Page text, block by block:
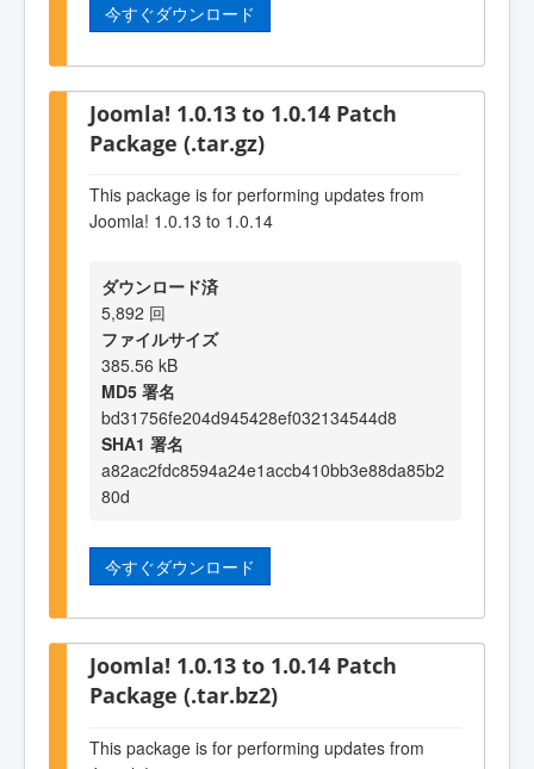
今すぐダウンロード
Joomla! 1.0.13 to 1.0.14 Patch
Package (.tar.gz)
This package is for performing updates from
Joomla! 1.0.13 to 1.0.14
ダウンロード済
5,892 回
ファイルサイズ
385.56 kB
MD5 署名
bd31756fe204d945428ef032134544d8
SHA1 署名
a82ac2fdc8594a24e1accb410bb3e88da85b2
80d
今すぐダウンロード
Joomla! 1.0.13 to 1.0.14 Patch
Package (.tar.bz2)
This package is for performing updates from